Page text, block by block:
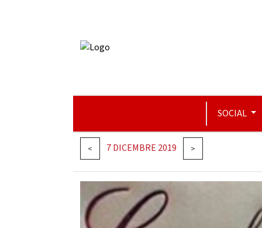
SOCIAL
< 7 DICEMBRE 2019 >